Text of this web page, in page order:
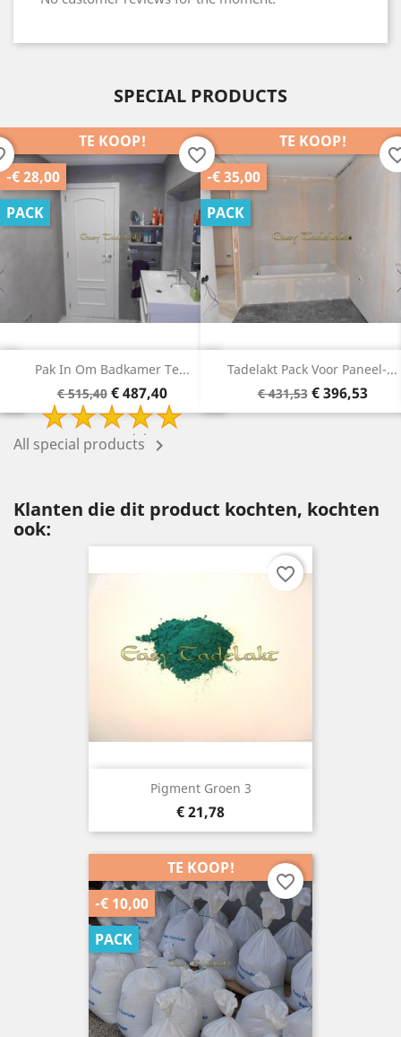
SPECIAL PRODUCTS
Badkamer Te...
Prijs
€ 487,40
Review(s)
TE KOOP!
favorite_border
Tadelakt Pack Voor Paneel-...
Prijs
€ 396,53
TE KOOP!
-€ 35,00
PACK
favorite_border
-€ 25,00
PACK
All special products 
Klanten die dit product kochten, kochten
ook:
Pigment Groen 3
Prijs
€ 21,78
favorite_border
TE KOOP!
-€ 10,00
PACK
favorite_border